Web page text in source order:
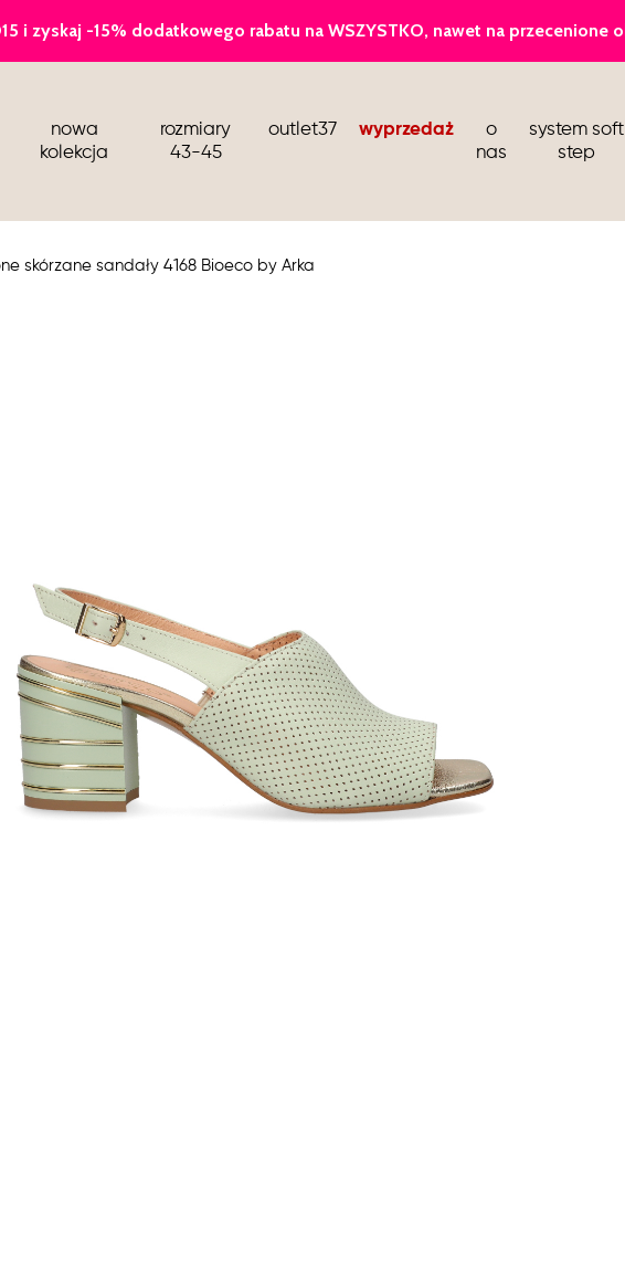
sandały i klapki
buty dla stewardess
nowa
kolekcja
rozmiary
43-45
outlet37 wyprzedaż
o
nas
system soft
step
skórzane sandały 4168 Bioeco by Arka